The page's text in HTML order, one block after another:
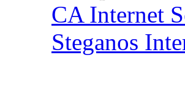
CA Internet
Steganos